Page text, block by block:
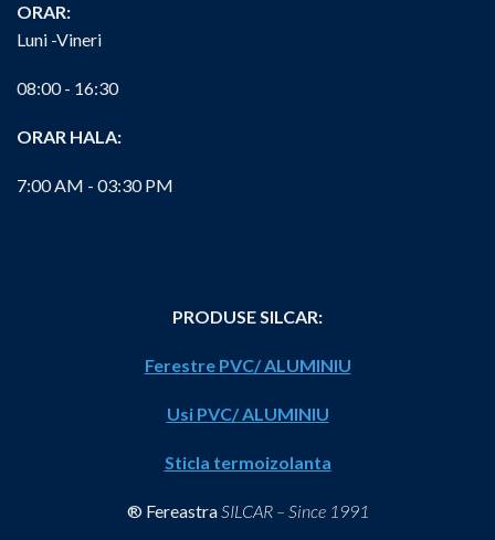
ORAR:
Luni -Vineri
08:00 - 16:30
ORAR HALA:
7:00 AM - 03:30 PM
PRODUSE SILCAR:
Ferestre PVC/ ALUMINIU
Usi PVC/ ALUMINIU
Sticla termoizolanta
® FereastraSILCAR – Since 1991